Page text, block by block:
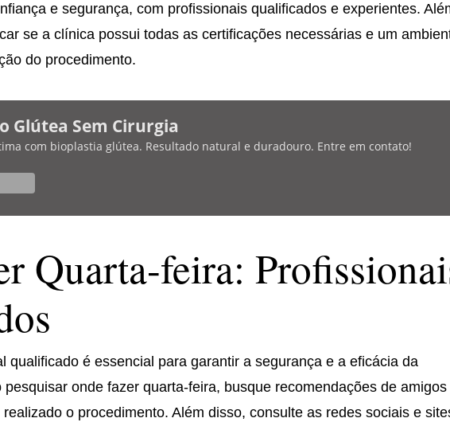
e segurança, com profissionais qualificados e experientes.
se a clínica possui todas as certificações necessárias e um
do procedimento.
Glútea Sem Cirurgia
com bioplastia glútea. Resultado natural e duradouro. Entre em contato!
Quarta-feira:
qualificado é essencial para garantir a segurança e a eficácia da
pesquisar onde fazer quarta-feira, busque recomendações de amigos
o procedimento. Além disso, consulte as redes sociais e